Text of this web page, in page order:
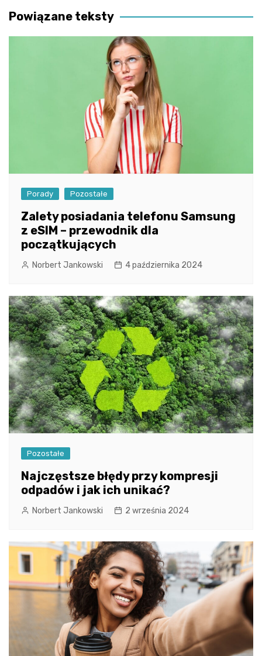
Powiązane teksty
Porady Pozostałe
Zalety posiadania telefonu Samsung
z eSIM – przewodnik dla
początkujących
Norbert Jankowski 4 października 2024
Pozostałe
Najczęstsze błędy przy kompresji
odpadów i jak ich unikać?
Norbert Jankowski 2 września 2024